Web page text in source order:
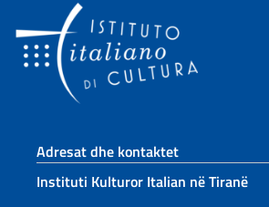
Footer section
Adresat dhe kontaktet
Instituti Kulturor Italian në Tiranë